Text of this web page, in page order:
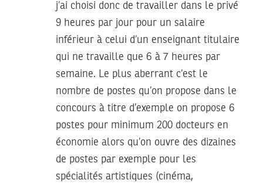
j’ai choisi donc de travailler dans le privé
9 heures par jour pour un salaire
inférieur à celui d’un enseignant titulaire
qui ne travaille que 6 à 7 heures par
semaine. Le plus aberrant c’est le
nombre de postes qu’on propose dans le
concours à titre d’exemple on propose 6
postes pour minimum 200 docteurs en
économie alors qu’on ouvre des dizaines
de postes par exemple pour les
spécialités artistiques (cinéma,